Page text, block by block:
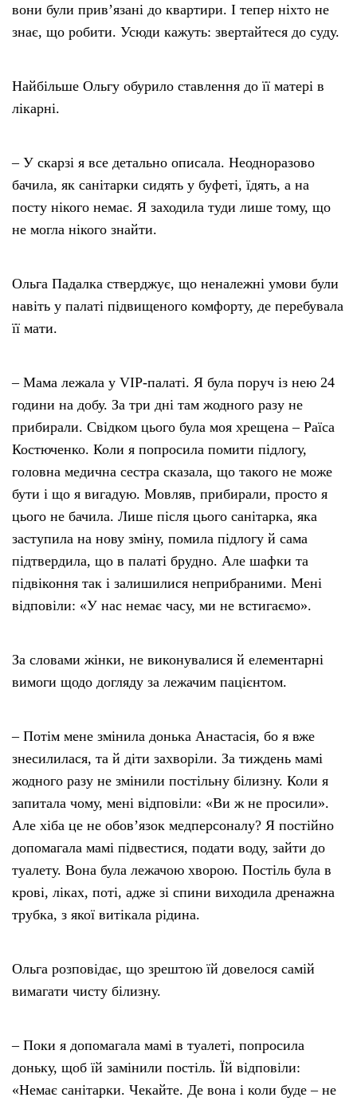
вони були прив’язані до квартири. І тепер ніхто не
знає, що робити. Усюди кажуть: звертайтеся до суду.
Найбільше Ольгу обурило ставлення до її матері в
лікарні.
– У скарзі я все детально описала. Неодноразово
бачила, як санітарки сидять у буфеті, їдять, а на
посту нікого немає. Я заходила туди лише тому, що
не могла нікого знайти.
Ольга Падалка стверджує, що неналежні умови були
навіть у палаті підвищеного комфорту, де перебувала
її мати.
– Мама лежала у VIP-палаті. Я була поруч із нею 24
години на добу. За три дні там жодного разу не
прибирали. Свідком цього була моя хрещена – Раїса
Костюченко. Коли я попросила помити підлогу,
головна медична сестра сказала, що такого не може
бути і що я вигадую. Мовляв, прибирали, просто я
цього не бачила. Лише після цього санітарка, яка
заступила на нову зміну, помила підлогу й сама
підтвердила, що в палаті брудно. Але шафки та
підвіконня так і залишилися неприбраними. Мені
відповіли: «У нас немає часу, ми не встигаємо».
За словами жінки, не виконувалися й елементарні
вимоги щодо догляду за лежачим пацієнтом.
– Потім мене змінила донька Анастасія, бо я вже
знесилилася, та й діти захворіли. За тиждень мамі
жодного разу не змінили постільну білизну. Коли я
запитала чому, мені відповіли: «Ви ж не просили».
Але хіба це не обов’язок медперсоналу? Я постійно
допомагала мамі підвестися, подати воду, зайти до
туалету. Вона була лежачою хворою. Постіль була в
крові, ліках, поті, адже зі спини виходила дренажна
трубка, з якої витікала рідина.
Ольга розповідає, що зрештою їй довелося самій
вимагати чисту білизну.
– Поки я допомагала мамі в туалеті, попросила
доньку, щоб їй замінили постіль. Їй відповіли:
«Немає санітарки. Чекайте. Де вона і коли буде – не